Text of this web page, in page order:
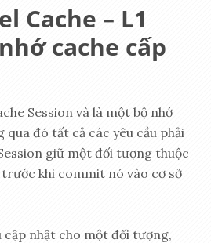
Cache – L1
cache cấp
Session và là một bộ nhớ
qua đó tất cả các yêu cầu phải
giữ một đối tượng thuộc
khi commit nó vào cơ sở
cập nhật cho một đối tượng,